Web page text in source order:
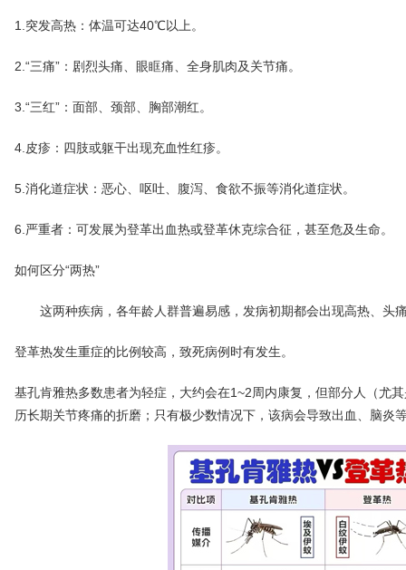
1.突发高热：体温可达40℃以上。
2.“三痛”：剧烈头痛、眼眶痛、全身肌肉及关节痛。
3.“三红”：面部、颈部、胸部潮红。
4.皮疹：四肢或躯干出现充血性红疹。
5.消化道症状：恶心、呕吐、腹泻、食欲不振等消化道症状。
6.严重者：可发展为登革出血热或登革休克综合征，甚至危及生命。
如何区分“两热”
这两种疾病，各年龄人群普遍易感，发病初期都会出现高热、头
登革热发生重症的比例较高，致死病例时有发生。
基孔肯雅热多数患者为轻症，大约会在1~2周内康复，但部分人（尤
历长期关节疼痛的折磨；只有极少数情况下，该病会导致出血、脑炎